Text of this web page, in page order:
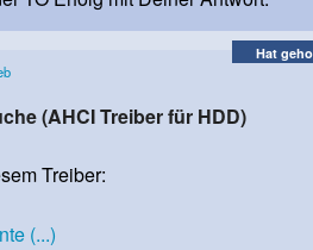
Hat
(AHCI Treiber für HDD)
Treiber:
(...)